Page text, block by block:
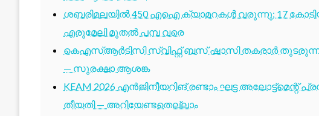
ശബരിമലയിൽ 450 എഐ ക്യാമറകൾ വരുന്നു; 17
എരുമേലി മുതൽ പമ്പ വരെ
കെഎസ്ആർടിസി സ്വിഫ്റ്റ് ബസ് ഷാസി തകരാർ തുടരുന്നു;
— സുരക്ഷാ ആശങ്ക
KEAM 2026 എൻജിനീയറിങ് രണ്ടാം ഘട്ട
തീയതി — അറിയേണ്ടതെല്ലാം